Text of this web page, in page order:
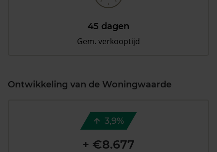
45 dagen
Gem. verkooptijd
Ontwikkeling van de Woningwaarde
3,9%
+ €8.677